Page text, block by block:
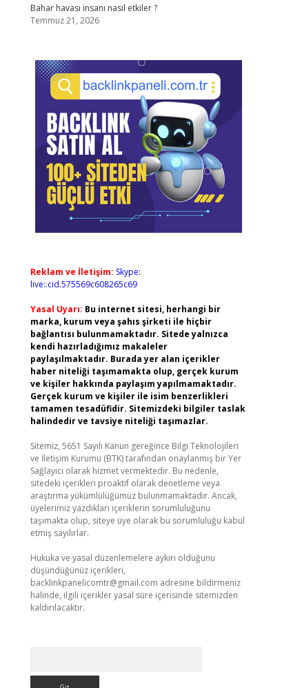
Bahar havası insanı nasıl etkiler ?
Temmuz 21, 2026
Reklam ve İletişim: Skype:
live:.cid.575569c608265c69
Yasal Uyarı: Bu internet sitesi, herhangi bir
marka, kurum veya şahıs şirketi ile hiçbir
bağlantısı bulunmamaktadır. Sitede yalnızca
kendi hazırladığımız makaleler
paylaşılmaktadır. Burada yer alan içerikler
haber niteliği taşımamakta olup, gerçek kurum
ve kişiler hakkında paylaşım yapılmamaktadır.
Gerçek kurum ve kişiler ile isim benzerlikleri
tamamen tesadüfidir. Sitemizdeki bilgiler taslak
halindedir ve tavsiye niteliği taşımazlar.
Sitemiz, 5651 Sayılı Kanun gereğince Bilgi Teknolojileri
ve İletişim Kurumu (BTK) tarafından onaylanmış bir Yer
Sağlayıcı olarak hizmet vermektedir. Bu nedenle,
sitedeki içerikleri proaktif olarak denetleme veya
araştırma yükümlülüğümüz bulunmamaktadır. Ancak,
üyelerimiz yazdıkları içeriklerin sorumluluğunu
taşımakta olup, siteye üye olarak bu sorumluluğu kabul
etmiş sayılırlar.
Hukuka ve yasal düzenlemelere aykırı olduğunu
düşündüğünüz içerikleri,
backlinkpanelicomtr@gmail.com adresine bildirmeniz
halinde, ilgili içerikler yasal süre içerisinde sitemizden
kaldırılacaktır.